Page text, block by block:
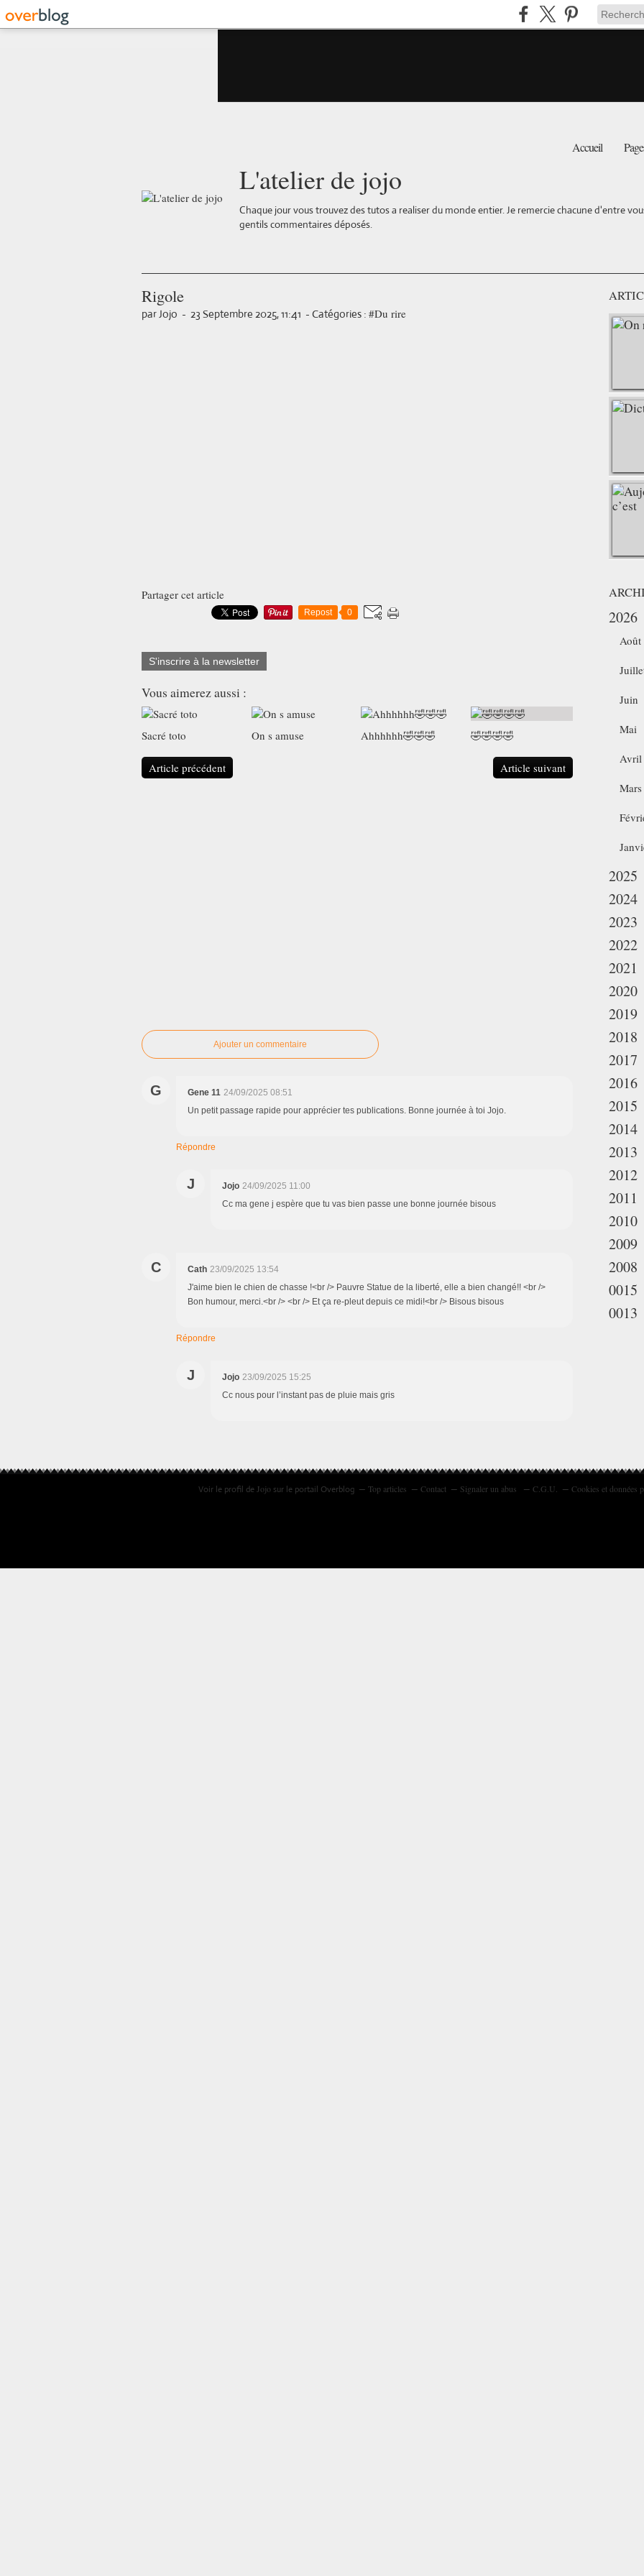
Accueil
L'atelier de jojo
Chaque jour vous trouvez des tutos a realiser du monde entier. Je remercie chacune d'entre
gentils commentaires déposés.
Rigole
par Jojo - 23 Septembre 2025, 11:41 - Catégories : #Du rire
Partager cet article
Repost 0
S'inscrire à la newsletter
Vous aimerez aussi :
Sacré toto On s amuse Ahhhhhh🤣🤣🤣 🤣🤣🤣🤣
Article précédent Article suivant
Ajouter un commentaire
G Gene 11 24/09/2025 08:51
Un petit passage rapide pour apprécier tes publications. Bonne journée à toi Jojo.
Répondre
J Jojo 24/09/2025 11:00
Cc ma gene j espère que tu vas bien passe une bonne journée bisous
C Cath 23/09/2025 13:54
J'aime bien le chien de chasse !<br /> Pauvre Statue de la liberté, elle a bien changé!! <br />
Bon humour, merci.<br /> <br /> Et ça re-pleut depuis ce midi!<br /> Bisous bisous
Répondre
J Jojo 23/09/2025 15:25
Cc nous pour l’instant pas de pluie mais gris
2026
Août
Juin
Mai
Avril
Mars
2025
2024
2023
2022
2021
2020
2019
2018
2017
2016
2015
2014
2013
2012
2011
2010
2009
2008
0015
0013
Voir le profil de Jojo sur le portail Overblog Top articles Contact Signaler un abus C.G.U. Cookies et données